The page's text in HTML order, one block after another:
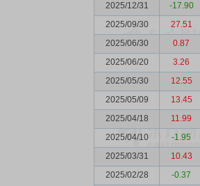
2025/12/31
-17.90
2025/09/30
27.51
2025/06/30
0.87
2025/06/20
3.26
2025/05/30
12.55
2025/05/09
13.45
2025/04/18
11.99
2025/04/10
-1.95
2025/03/31
10.43
2025/02/28
-0.37